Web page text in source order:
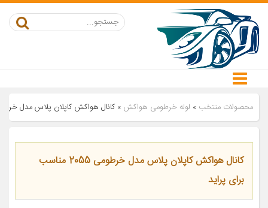
محصولات منتخب » لوله خرطومی هواکش »کانال هواکش کاپلان پلاس مدل خرطومی 2055 مناسب
کانال هواکش کاپلان پلاس مدل خرطومی 2055 مناسب
برای پراید